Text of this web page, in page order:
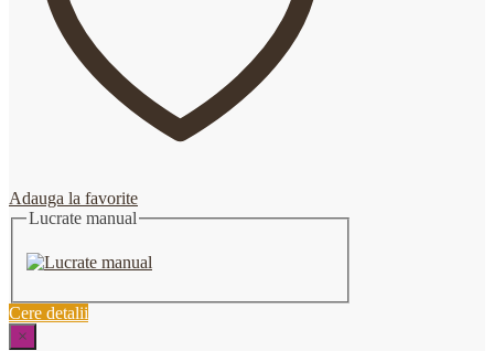
Adauga la favorite
Lucrate manual
Cere detalii
×